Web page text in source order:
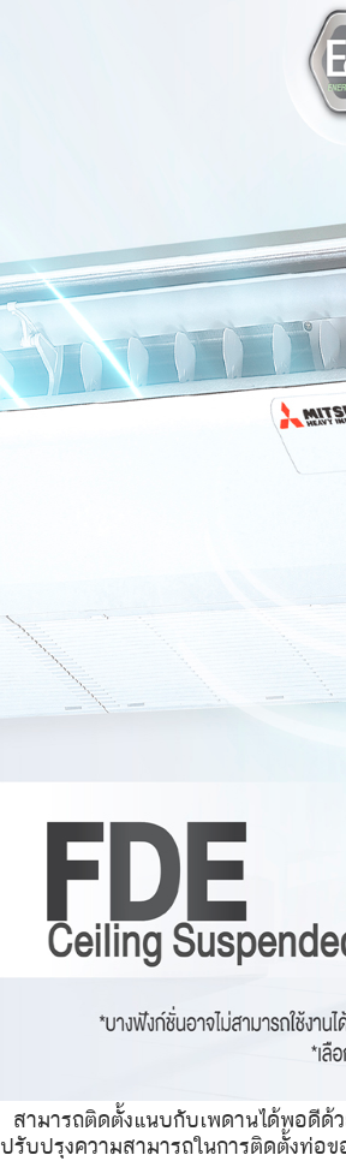
สามารถติดตั้งแนบกับเพดานได้พอดีด้
ปรับปรุงความสามารถในการติดตั้งท่อข